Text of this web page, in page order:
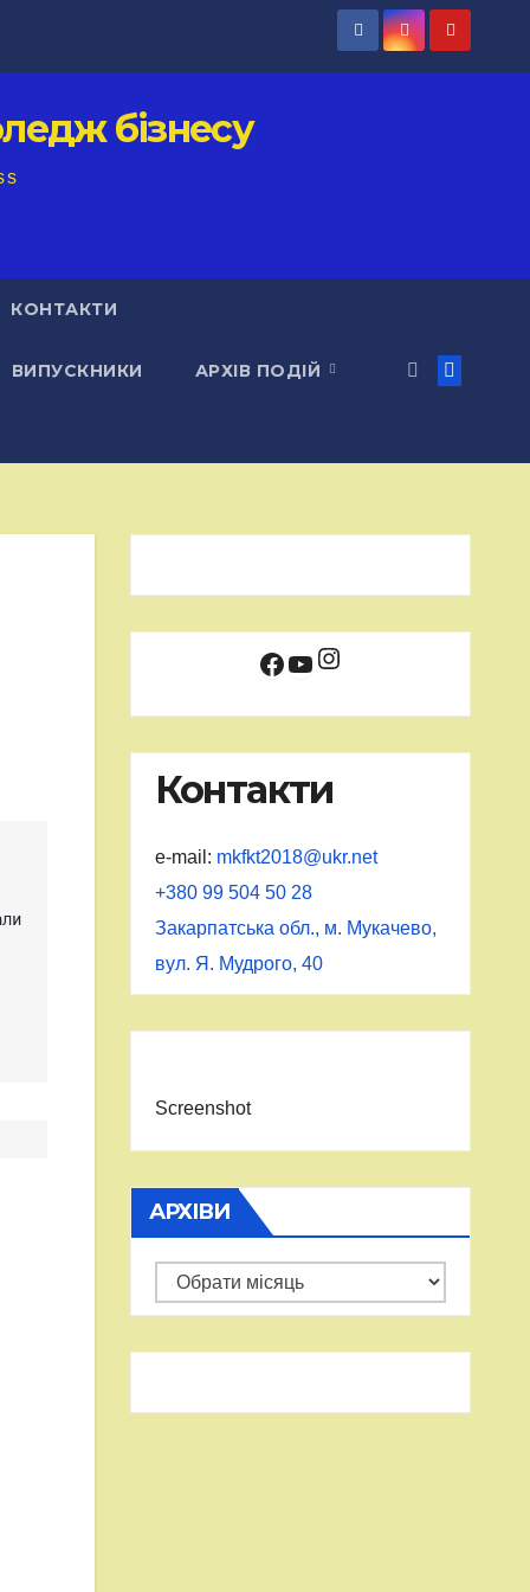
бізнесу
КОНТАКТИ
ВИПУСКНИКИ АРХІВ ПОДІЙ
Facebook
YouTube
Instagram
Контакти
e-mail: mkfkt2018@ukr.net
+380 99 504 50 28
Закарпатська обл., м. Мукачево,
вул. Я. Мудрого, 40
Screenshot
АРХІВИ
Архіви